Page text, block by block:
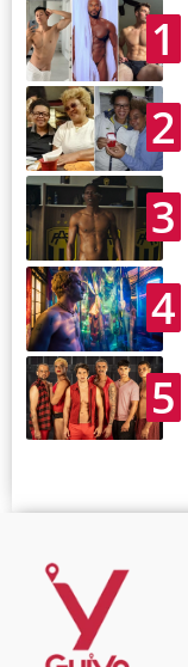
1
2
3
4
5